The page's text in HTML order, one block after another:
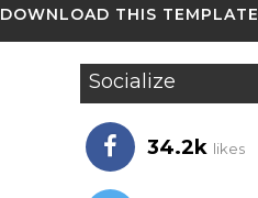
DOWNLOAD THIS TEMPLATE
Socialize
34.2k likes